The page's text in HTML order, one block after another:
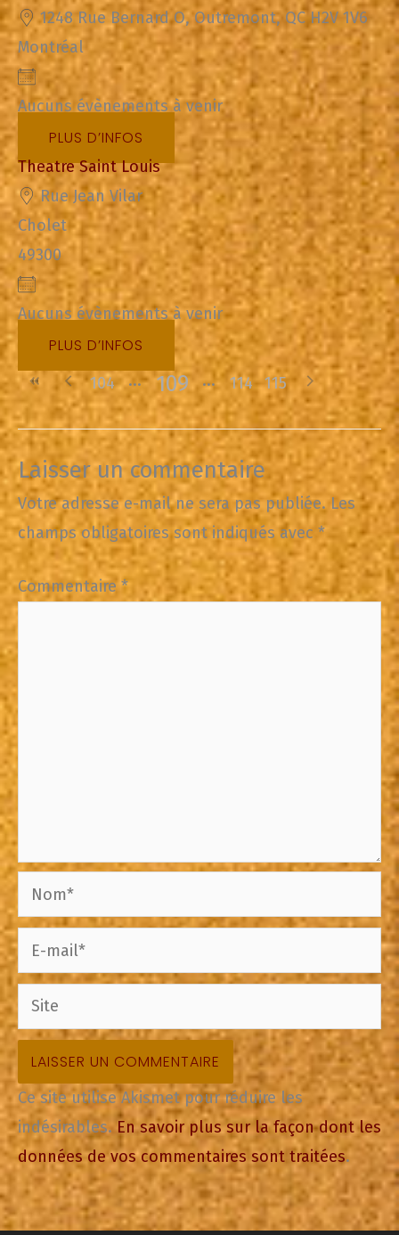
1248 Rue Bernard O, Outremont, QC H2V 1V6
Montréal
Aucuns évènements à venir
PLUS D’INFOS
Theatre Saint Louis
Rue Jean Vilar
Cholet
49300
Aucuns évènements à venir
PLUS D’INFOS
104 109 114 115
Laisser un commentaire
Votre adresse e-mail ne sera pas publiée. Les
champs obligatoires sont indiqués avec *
Commentaire *
Nom*
E-
mail*
Site
Ce site utilise Akismet pour réduire les
indésirables.En savoir plus sur la façon dont les
données de vos commentaires sont traitées.